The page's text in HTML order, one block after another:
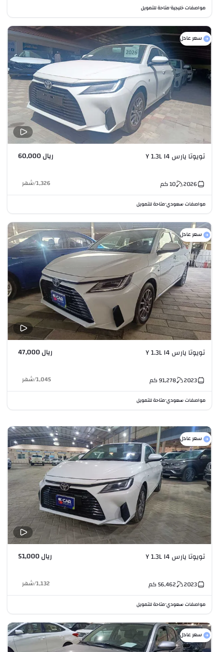
مواصفات خليجية•متاحة للتمويل
سعر عادل
تويوتا يارس Y 1.3L I4 ريال 60,000
2026
10كم 1,326
/شهر
مواصفات سعودي•متاحة للتمويل
سعر عادل
تويوتا يارس Y 1.3L I4 ريال 47,000
2023
91,278كم 1,045
/شهر
مواصفات سعودي•متاحة للتمويل
سعر عادل
تويوتا يارس Y 1.3L I4 ريال 51,000
2023
56,462كم 1,132
/شهر
مواصفات سعودي•متاحة للتمويل
سعر عادل